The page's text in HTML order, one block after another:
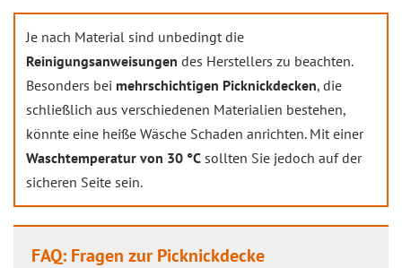
Je nach Material sind unbedingt die
Reinigungsanweisungen des Herstellers zu beachten.
Besonders bei mehrschichtigen Picknickdecken, die
schließlich aus verschiedenen Materialien bestehen,
könnte eine heiße Wäsche Schaden anrichten. Mit einer
Waschtemperatur von 30 °C sollten Sie jedoch auf der
sicheren Seite sein.
FAQ: Fragen zur Picknickdecke